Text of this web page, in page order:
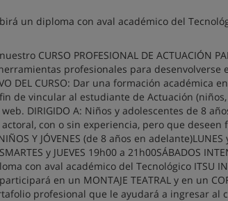
un diploma con aval académico del
CURSO PROFESIONAL DE ACTUACIÓN
profesionales para desenvolverse
DEL CURSO: Dar una formación académica
de vincular al estudiante de Actuación
DIRIGIDO A: Niños y adolescentes de 8
con o sin experiencia, pero que
Y JÓVENES (de 8 años en
y JUEVES 19h00 a 21h00SÁBADOS
con aval académico del Tecnológico ITSU
en un MONTAJE TEATRAL y en un
profesional que le ayudará a ingresar al